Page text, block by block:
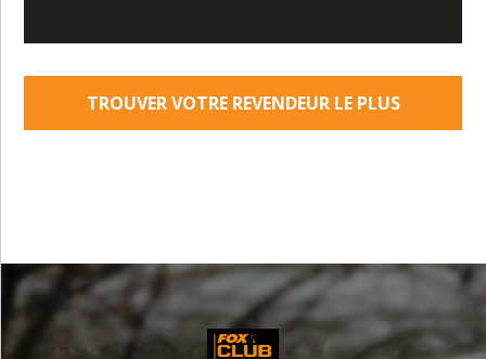
TROUVER VOTRE REVENDEUR LE PLUS